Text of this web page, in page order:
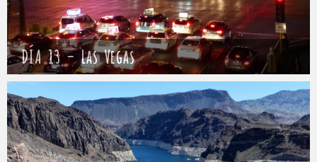
DÍA 13 – Las Vegas
Mathieu 17 abril 2017